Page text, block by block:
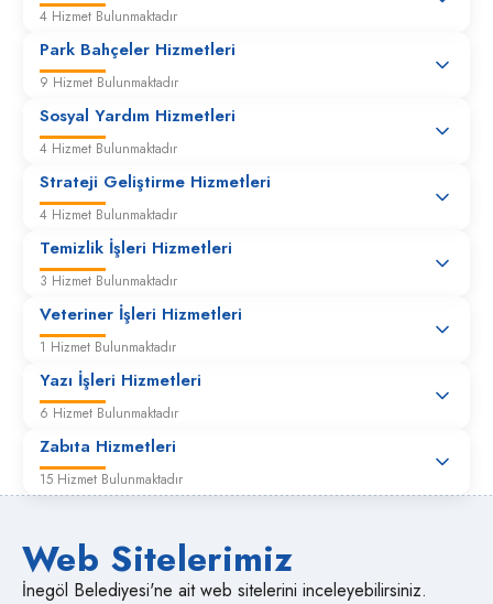
İmar Durum Belgesi (Yeni Yapı)
Kıymet Takdir Komisyonu
Arşiv
Elektrik
Elektrik - Mekanik Birimi Bilgi Edinme
4 Hizmet Bulunmaktadır
Park Bahçeler Hizmetleri
9 Hizmet Bulunmaktadır
Sosyal Yardım Hizmetleri
4 Hizmet Bulunmaktadır
Strateji Geliştirme Hizmetleri
4 Hizmet Bulunmaktadır
Temizlik İşleri Hizmetleri
3 Hizmet Bulunmaktadır
Veteriner İşleri Hizmetleri
1 Hizmet Bulunmaktadır
Yazı İşleri Hizmetleri
6 Hizmet Bulunmaktadır
Zabıta Hizmetleri
15 Hizmet Bulunmaktadır
Web Sitelerimiz
İnegöl Belediyesi'ne ait web sitelerini inceleyebilirsiniz.